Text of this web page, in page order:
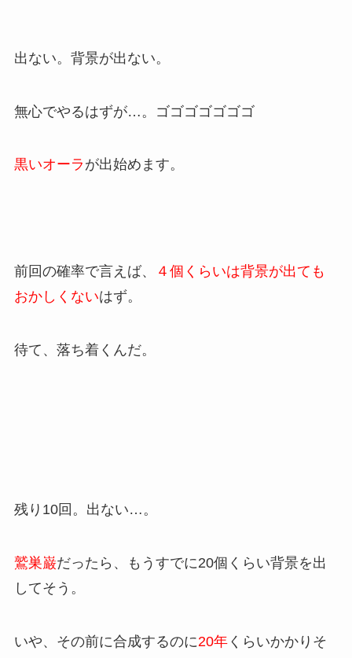
出ない。背景が出ない。
無心でやるはずが…。ゴゴゴゴゴゴゴ
黒いオーラ が出始めます。
前回の確率で言えば、
４個くらいは背景が出ても
おかしくないはず。
待て、落ち着くんだ。
残り10回。出ない…。
鷲巣巌だったら、もうすでに20個くらい背景を出
してそう。
いや、その前に合成するのに20年くらいかかりそ